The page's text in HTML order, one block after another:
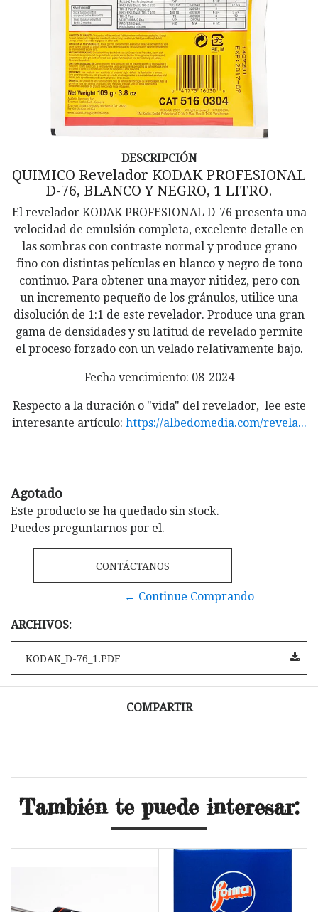
DESCRIPCIÓN
QUIMICO Revelador KODAK PROFESIONAL
D-76, BLANCO Y NEGRO, 1 LITRO.
El revelador KODAK PROFESIONAL D-76 presenta una
velocidad de emulsión completa, excelente detalle en
las sombras con contraste normal y produce grano
fino con distintas películas en blanco y negro de tono
continuo. Para obtener una mayor nitidez, pero con
un incremento pequeño de los gránulos, utilice una
disolución de 1:1 de este revelador. Produce una gran
gama de densidades y su latitud de revelado permite
el proceso forzado con un velado relativamente bajo.
Fecha vencimiento: 08-2024
Respecto a la duración o "vida" del revelador, lee este
interesante artículo: https://albedomedia.com/revela...
Agotado
Este producto se ha quedado sin stock.
Puedes preguntarnos por el.
CONTÁCTANOS
← Continue Comprando
ARCHIVOS:
KODAK_D-76_1.PDF
COMPARTIR
También te puede interesar: